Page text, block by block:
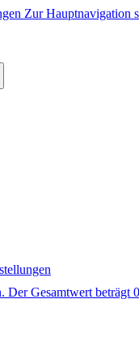
Zur Hauptnavigation
Der Gesamtwert beträgt